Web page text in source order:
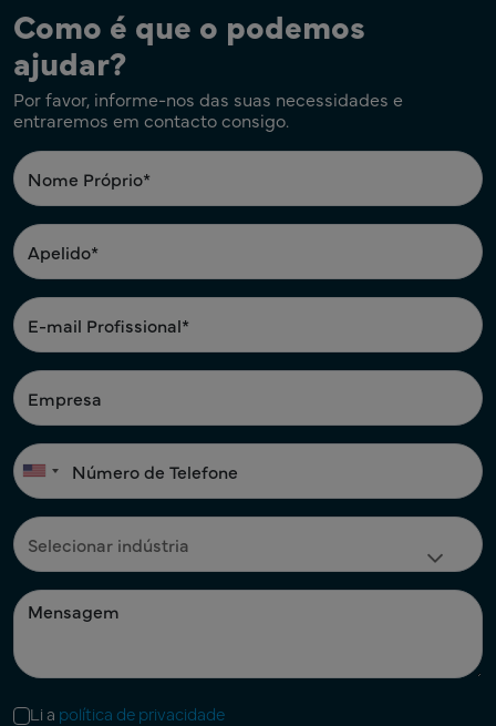
Como é que o podemos
ajudar?
Por favor, informe-nos das suas necessidades e
entraremos em contacto consigo.
Li a política de privacidade